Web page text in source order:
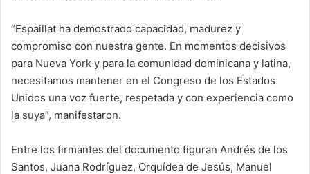
“Espaillat ha demostrado capacidad, madurez y
compromiso con nuestra gente. En momentos decisivos
para Nueva York y para la comunidad dominicana y latina,
necesitamos mantener en el Congreso de los Estados
Unidos una voz fuerte, respetada y con experiencia como
la suya”, manifestaron.
Entre los firmantes del documento figuran Andrés de los
Santos, Juana Rodríguez, Orquídea de Jesús, Manuel